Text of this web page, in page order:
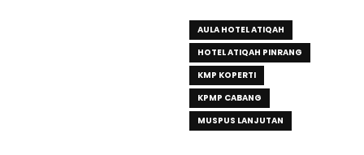
AULA HOTEL ATIQAH
HOTEL ATIQAH PINRANG
KMP KOPERTI
KPMP CABANG
MUSPUS LANJUTAN